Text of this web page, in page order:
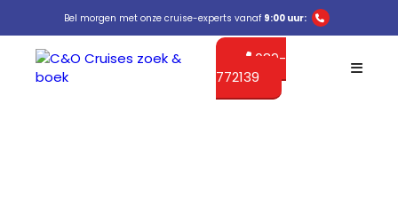
Bel morgen met onze cruise-experts vanaf 9:00 uur:
089-
772139